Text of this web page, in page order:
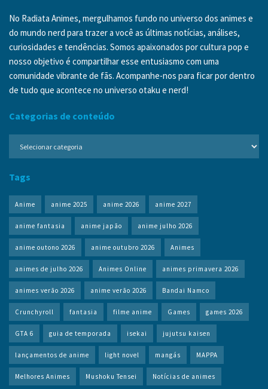
No Radiata Animes, mergulhamos fundo no universo dos animes e
do mundo nerd para trazer a você as últimas notícias, análises,
curiosidades e tendências. Somos apaixonados por cultura pop e
nosso objetivo é compartilhar esse entusiasmo com uma
comunidade vibrante de fãs. Acompanhe-nos para ficar por dentro
de tudo que acontece no universo otaku e nerd!
Categorias de conteúdo
Tags
Anime anime 2025 anime 2026 anime 2027
anime fantasia anime japão anime julho 2026
anime outono 2026 anime outubro 2026 Animes
animes de julho 2026 Animes Online animes primavera 2026
animes verão 2026 anime verão 2026 Bandai Namco
Crunchyroll fantasia filme anime Games games 2026
GTA 6 guia de temporada isekai jujutsu kaisen
lançamentos de anime light novel mangás MAPPA
Melhores Animes Mushoku Tensei Notícias de animes